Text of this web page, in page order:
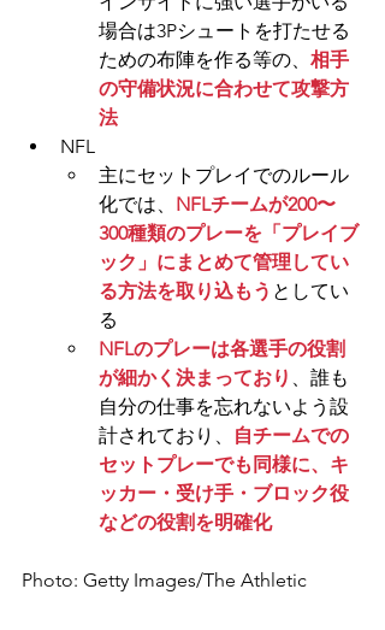
場合は3Pシュートを打たせる
ための布陣を作る等の、 相手
の守備状況に合わせて攻撃方
法
NFL
主にセットプレイでのルール
化では、 NFLチームが200〜
300種類のプレーを「プレイブ
ック」にまとめて管理してい
る方法を取り込もう としてい
る
NFLのプレーは各選手の役割
が細かく決まっており
、誰も
自分の仕事を忘れないよう設
計されており、
自チームでの
セットプレーでも同様に、キ
ッカー・受け手・ブロック役
などの役割を明確化
Photo: Getty Images/The Athletic